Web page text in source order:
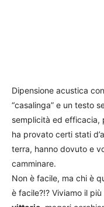
Dipensione acustica
“casalinga” e un testo
semplicità ed efficacia,
ha provato certi stati
terra, hanno dovuto e
camminare.
Non è facile, ma chi è
è facile?!? Viviamo il